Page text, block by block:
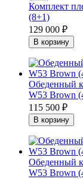
Комплект
(8+1)
129 000 ₽
Обеденный
W53 Brown
115 500 ₽
Обеденный
W53 Brown